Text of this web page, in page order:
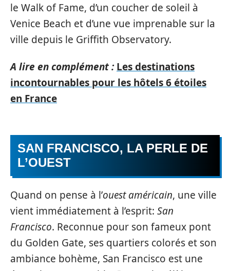
le Walk of Fame, d’un coucher de soleil à
Venice Beach et d’une vue imprenable sur la
ville depuis le Griffith Observatory.
A lire en complément : Les destinations
incontournables pour les hôtels 6 étoiles
en France
SAN FRANCISCO, LA PERLE DE
L’OUEST
Quand on pense à l’ouest américain, une ville
vient immédiatement à l’esprit: San
Francisco. Reconnue pour son fameux pont
du Golden Gate, ses quartiers colorés et son
ambiance bohème, San Francisco est une